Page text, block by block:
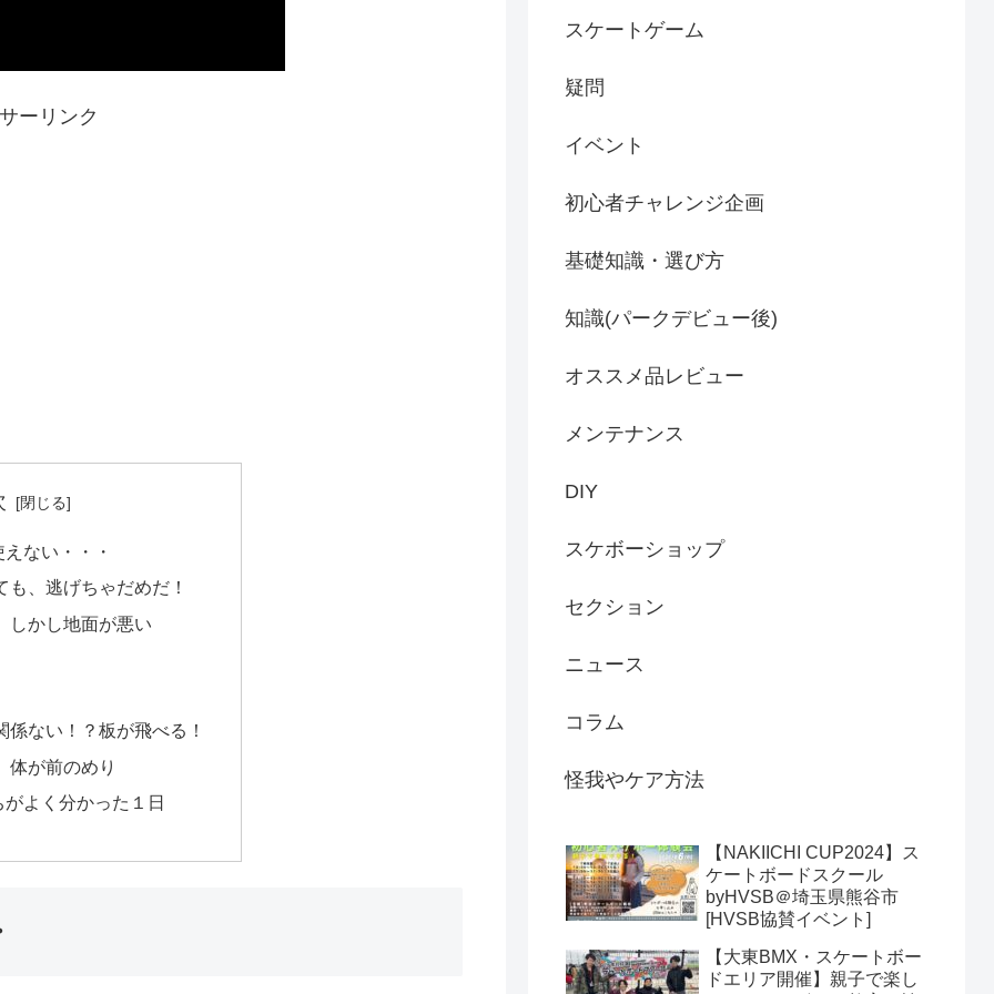
ーリンク
ない・・・
も、逃げちゃだめだ！
しかし地面が悪い
係ない！？板が飛べる！
体が前のめり
よく分かった１日
スケートゲーム
疑問
イベント
初心者チャレンジ企画
基礎知識・選び方
知識(パークデビュー後)
オススメ品レビュー
メンテナンス
DIY
スケボーショップ
セクション
ニュース
コラム
怪我やケア方法
【NAKIICHI CUP2024】ス
ケートボードスクール
byHVSB＠埼玉県熊谷市
[HVSB協賛イベント]
【大東BMX・スケートボー
ドエリア開催】親子で楽し